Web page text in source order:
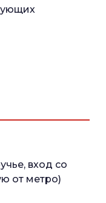
вход со
от метро)